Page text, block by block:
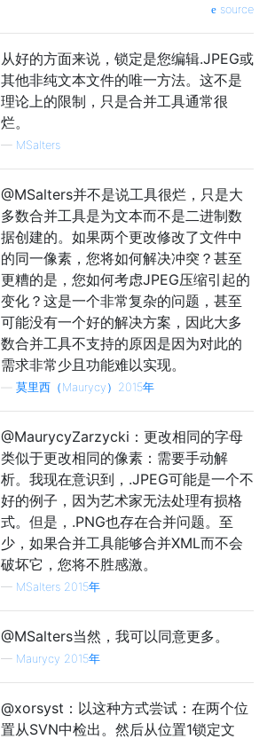
source
从好的方面来说，锁定是您编辑.JPEG或
其他非纯文本文件的唯一方法。这不是
理论上的限制，只是合并工具通常很
烂。
— MSalters
@MSalters并不是说工具很烂，只是大
多数合并工具是为文本而不是二进制数
据创建的。如果两个更改修改了文件中
的同一像素，您将如何解决冲突？甚至
更糟的是，您如何考虑JPEG压缩引起的
变化？这是一个非常复杂的问题，甚至
可能没有一个好的解决方案，因此大多
数合并工具不支持的原因是因为对此的
需求非常少且功能难以实现。
莫里西（Maurycy）2015年
@MaurycyZarzycki：更改相同的字母
类似于更改相同的像素：需要手动解
析。我现在意识到，.JPEG可能是一个不
好的例子，因为艺术家无法处理有损格
式。但是，.PNG也存在合并问题。至
少，如果合并工具能够合并XML而不会
破坏它，您将不胜感激。
— MSalters 2015年
@MSalters当然，我可以同意更多。
— Maurycy 2015年
@xorsyst：以这种方式尝试：在两个位
置从SVN中检出。然后从位置1锁定文